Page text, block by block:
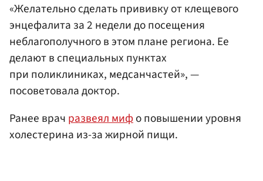
«Желательно сделать прививку от клещевого
энцефалита за 2 недели до посещения
неблагополучного в этом плане региона. Ее
делают в специальных пунктах
при поликлиниках, медсанчастей», —
посоветовала доктор.
Ранее врач развеял мифо повышении уровня
холестерина из-за жирной пищи.